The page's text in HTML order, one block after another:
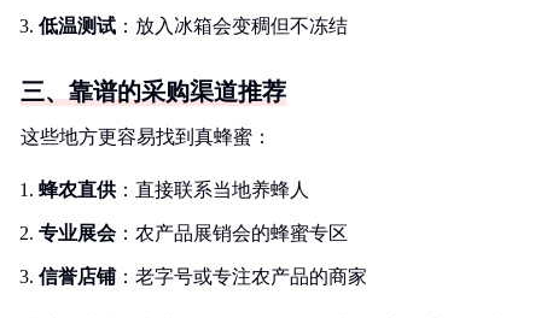
低温测试 ：放入冰箱会变稠但不冻结
三、靠谱的采购渠道推荐
这些地方更容易找到真蜂蜜：
蜂农直供：直接联系当地养蜂人
专业展会：农产品展销会的蜂蜜专区
信誉店铺：老字号或专注农产品的商家